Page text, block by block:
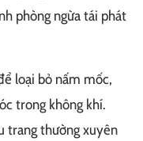
phòng ngừa tái phát
loại bỏ nấm mốc,
trong không khí.
trang thường xuyên